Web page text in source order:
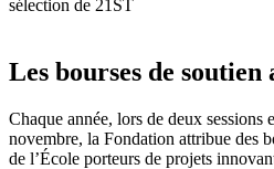
sélection de 21ST
Les bourses de
Chaque année, lors de deux sessions
novembre, la Fondation attribue des
de l’École porteurs de projets